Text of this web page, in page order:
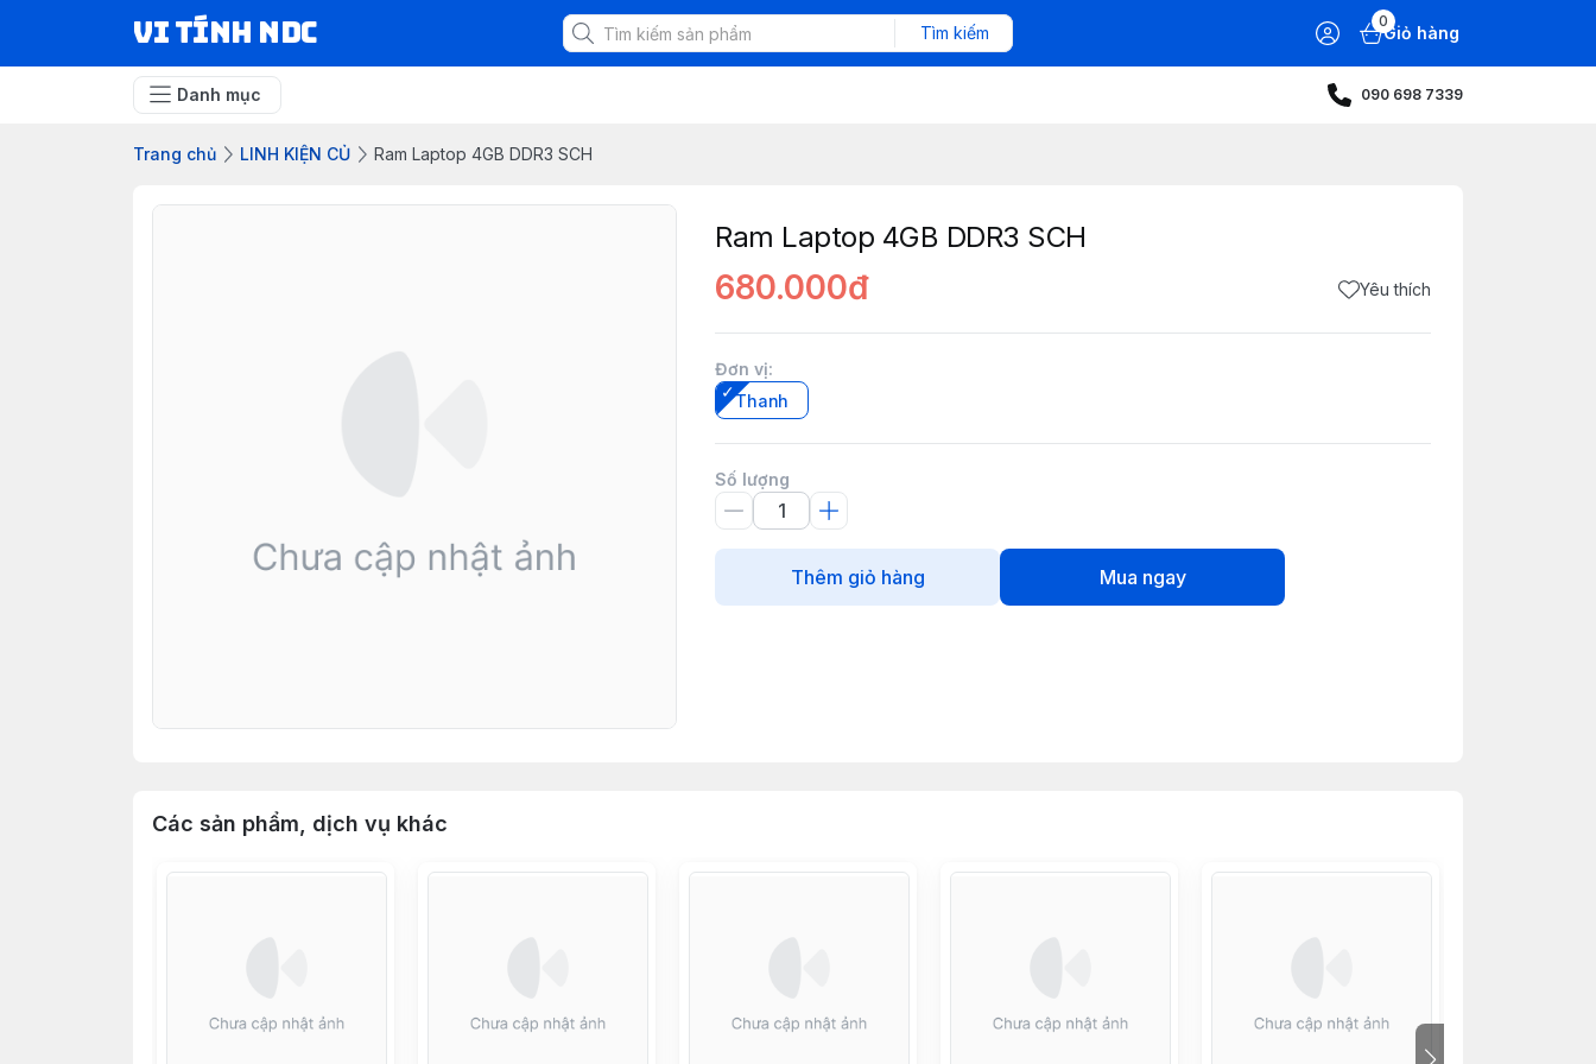
VI TÍNH NDC Tìm kiếm
0
Giỏ hàng
Danh mục 090 698 7339
Trang chủ LINH KIỆN CỦ Ram Laptop 4GB DDR3 SCH
Ram Laptop 4GB DDR3 SCH
680.000đ Yêu thích
Đơn vị:
Thanh
Số lượng
Thêm giỏ hàng Mua ngay
Các sản phẩm, dịch vụ khác